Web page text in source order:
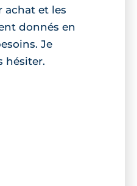
achat et les
donnés en
Je
hésiter.